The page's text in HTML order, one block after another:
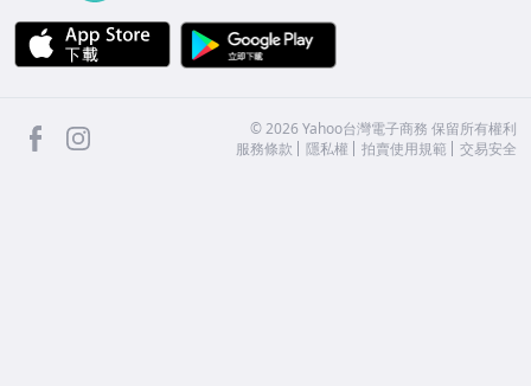
APP Store
facebook ©2026 Yahoo台灣電子商務 保留所有權利
服務條款
隱私權 拍賣使用規範 交易安全